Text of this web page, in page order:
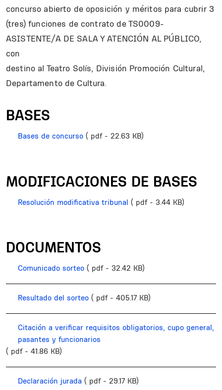
concurso abierto de oposición y méritos para cubrir 3
(tres) funciones de contrato de TS0009-
ASISTENTE/A DE SALA Y ATENCIÓN AL PÚBLICO,
con
destino al Teatro Solís, División Promoción Cultural,
Departamento de Cultura.
BASES
Bases de concurso ( pdf - 22.63 KB)
MODIFICACIONES DE BASES
Resolución modificativa tribunal ( pdf - 3.44 KB)
DOCUMENTOS
Comunicado sorteo ( pdf - 32.42 KB)
Resultado del sorteo ( pdf - 405.17 KB)
Citación a verificar requisitos obligatorios, cupo general,
pasantes y funcionarios
( pdf - 41.86 KB)
Declaración jurada ( pdf - 29.17 KB)